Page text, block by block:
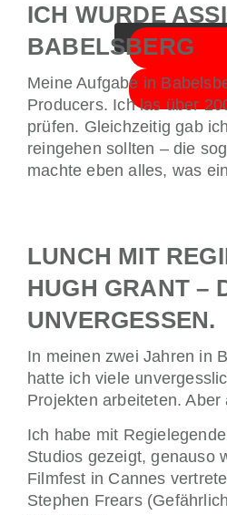
ICH WURDE
BABELSBERG
Meine Aufgabe in
Producers. Ich las über
prüfen. Gleichzeitig gab
reingehen sollten – die
machte eben alles, was
LUNCH MIT
HUGH GRANT –
UNVERGESSEN.
In meinen zwei Jahren in
hatte ich viele
Projekten arbeiteten.
Ich habe mit
Studios gezeigt, genauso
Filmfest in Cannes
Stephen Frears